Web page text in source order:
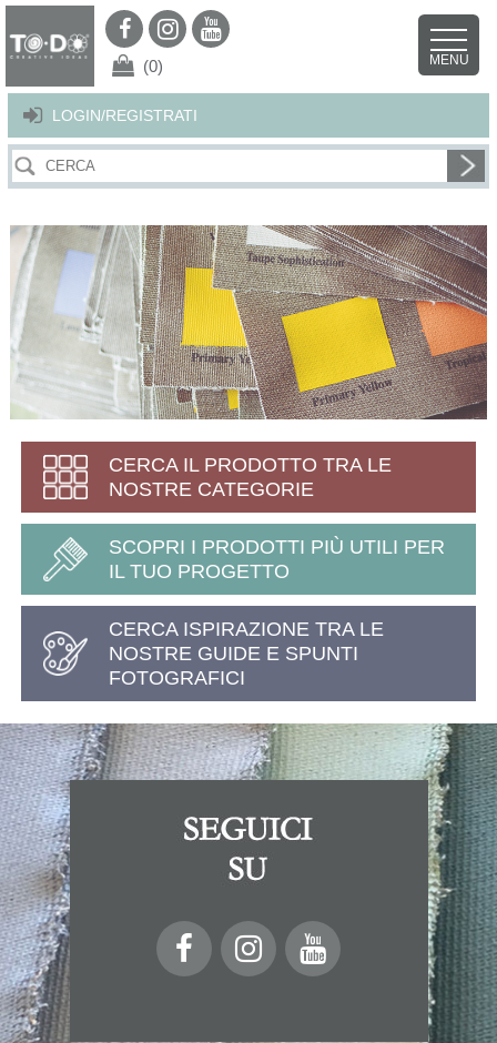
Per offrirti il miglior servizio possibile questo sito utilizza i cookies.
Continuando la navigazione nel sito autorizzi l’uso dei cookies. Per ulteriori
LOGIN/REGISTRATI
(0) MENU
CERCA IL PRODOTTO TRA LE
NOSTRE CATEGORIE
SCOPRI I PRODOTTI PIÙ UTILI PER
IL TUO PROGETTO
CERCA ISPIRAZIONE TRA LE
NOSTRE GUIDE E SPUNTI
FOTOGRAFICI